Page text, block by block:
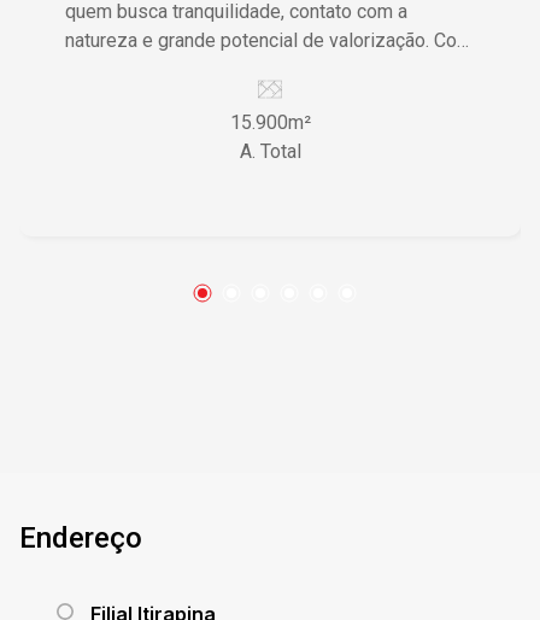
quem busca tranquilidade, contato com a
natureza e grande potencial de valorização. Com
propriedade é perfeita para formação de
chácara de lazer, sítio, cultivo agrícola, criação
de animais ou até mesmo para investimento de
15.900m²
A. Total
Endereço
Filial Itirapina